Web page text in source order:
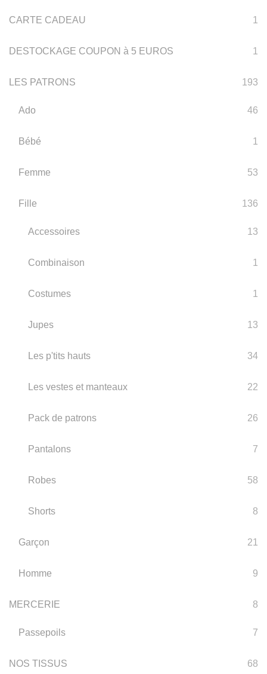
CARTE CADEAU 1
DESTOCKAGE COUPON à 5 EUROS 1
LES PATRONS 193
Ado 46
Bébé 1
Femme 53
Fille 136
Accessoires 13
Combinaison 1
Costumes 1
Jupes 13
Les p'tits hauts 34
Les vestes et manteaux 22
Pack de patrons 26
Pantalons 7
Robes 58
Shorts 8
Garçon 21
Homme 9
MERCERIE 8
Passepoils 7
NOS TISSUS 68